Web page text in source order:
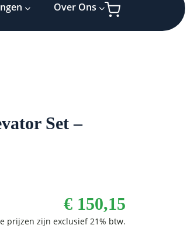
Over Ons
Set –
€ 150,15